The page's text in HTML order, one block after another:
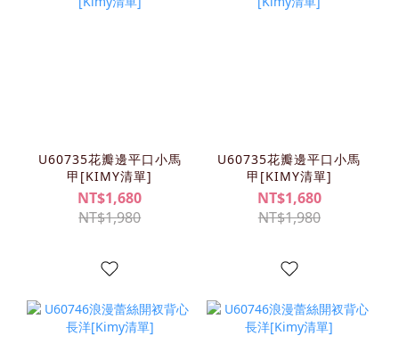
U60735花瓣邊平口小馬
甲[KIMY清單]
NT$1,680
NT$1,980
U60735花瓣邊平口小馬
甲[KIMY清單]
NT$1,680
NT$1,980